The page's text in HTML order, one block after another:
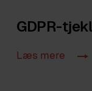
GDPR-
Læs mere